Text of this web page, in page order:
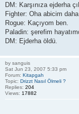
DM: Karşınıza ejderha
Fighter: Oha abicim
Rogue: Kaçıyom ben.
Paladin: şerefim
DM: Ejderha öldü.
by sanguis
Sat Jun 23, 2007 5:33 pm
Forum: Kitapgah
Topic: Drizzt Nasıl Ölmeli ?
Replies: 204
Views: 17882